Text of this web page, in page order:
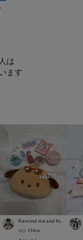
は
ます
Remind me and forever
ちひ 158cm